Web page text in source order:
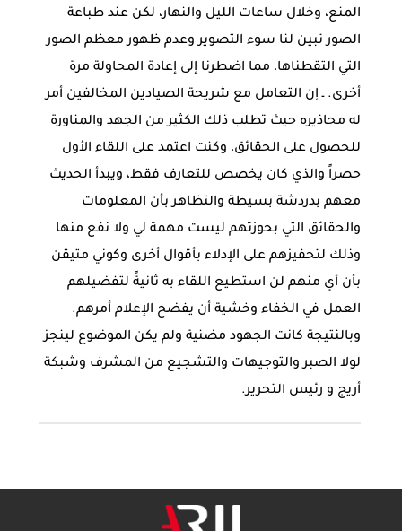
المنع، وخلال ساعات الليل والنهار، لكن عند طباعة
الصور تبين لنا سوء التصوير وعدم ظهور معظم الصور
التي التقطناها، مما اضطرنا إلى إعادة المحاولة مرة
أخرى. ـ إن التعامل مع شريحة الصيادين المخالفين أمر
له محاذيره حيث تطلب ذلك الكثير من الجهد والمناورة
للحصول على الحقائق، وكنت اعتمد على اللقاء الأول
حصراً والذي كان يخصص للتعارف فقط، ويبدأ الحديث
معهم بدردشة بسيطة والتظاهر بأن المعلومات
والحقائق التي بحوزتهم ليست مهمة لي ولا نفع منها
وذلك لتحفيزهم على الإدلاء بأقوال أخرى وكوني متيقن
بأن أي منهم لن استطيع اللقاء به ثانيةً لتفضيلهم
العمل في الخفاء وخشية أن يفضح الإعلام أمرهم.
وبالنتيجة كانت الجهود مضنية ولم يكن الموضوع لينجز
لولا الصبر والتوجيهات والتشجيع من المشرف وشبكة
أريج و رئيس التحرير.